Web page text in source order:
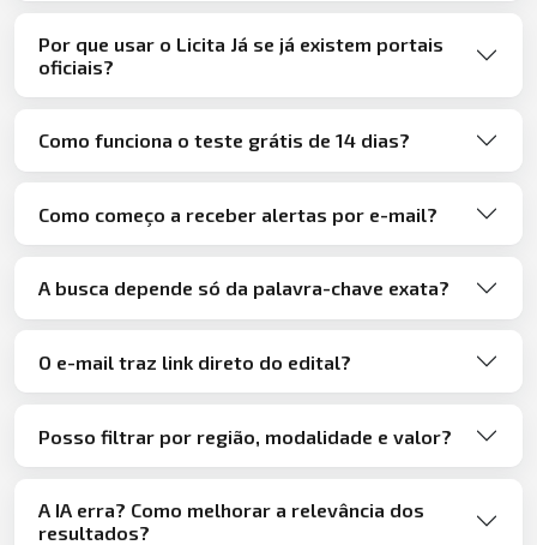
Por que usar o Licita Já se já existem portais
oficiais?
Como funciona o teste grátis de 14 dias?
Como começo a receber alertas por e-mail?
A busca depende só da palavra-chave exata?
O e-mail traz link direto do edital?
Posso filtrar por região, modalidade e valor?
A IA erra? Como melhorar a relevância dos
resultados?